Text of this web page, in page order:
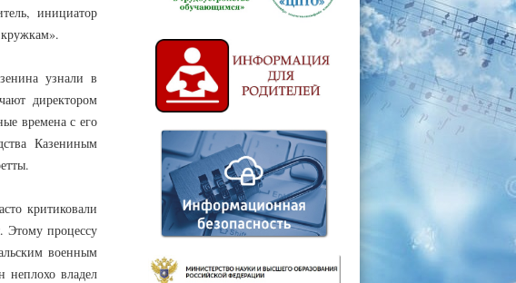
инициатор
узнали в
директором
времена с его
Казениным
критиковали
Этому процессу
военным
неплохо владел